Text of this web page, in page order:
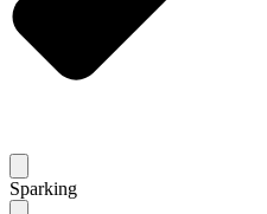
Sparking